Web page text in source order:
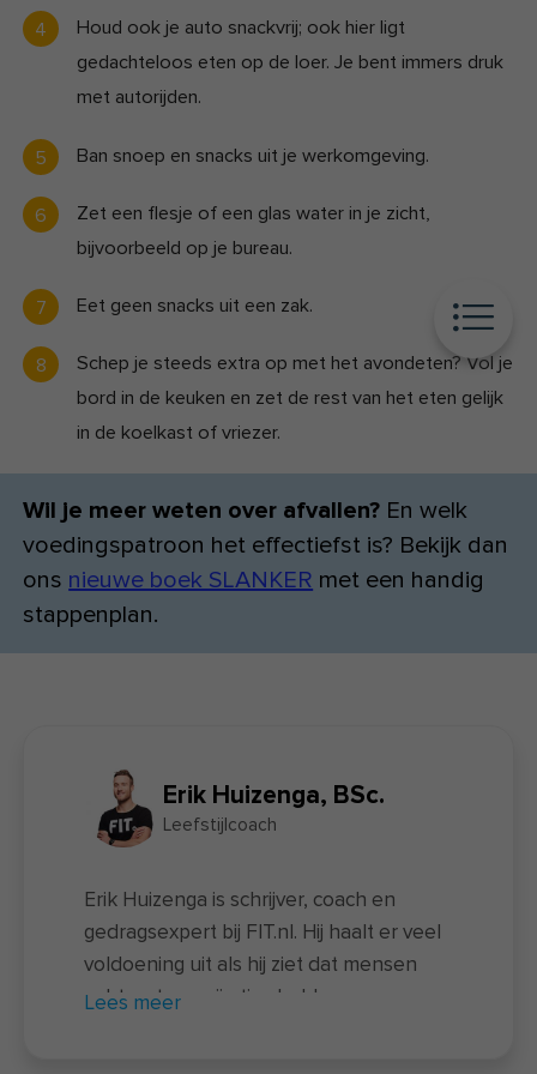
Houd ook je auto snackvrij; ook hier ligt
gedachteloos eten op de loer. Je bent immers druk
met autorijden.
Ban snoep en snacks uit je werkomgeving.
Zet een flesje of een glas water in je zicht,
bijvoorbeeld op je bureau.
Eet geen snacks uit een zak.
Schep je steeds extra op met het avondeten? Vol je
bord in de keuken en zet de rest van het eten gelijk
in de koelkast of vriezer.
Wil je meer weten over afvallen? En welk
voedingspatroon het effectiefst is? Bekijk dan
ons nieuwe boek SLANKER met een handig
stappenplan.
Erik Huizenga, BSc.
Leefstijlcoach
Erik Huizenga is schrijver, coach en
gedragsexpert bij FIT.nl. Hij haalt er veel
voldoening uit als hij ziet dat mensen
echt wat aan zijn tips hebben en
Lees meer